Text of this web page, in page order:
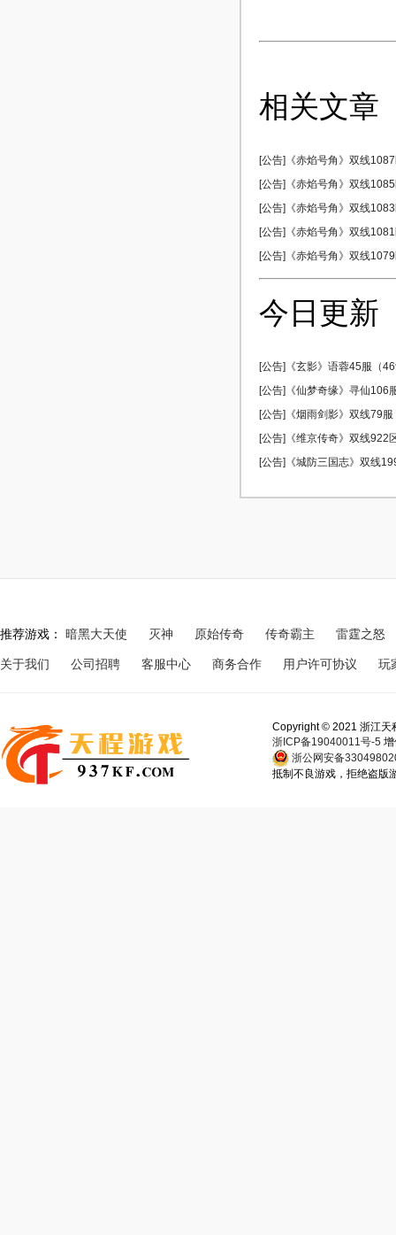
相关文章
[公告]《赤焰号角》双线
[公告]《赤焰号角》双线
[公告]《赤焰号角》双线
[公告]《赤焰号角》双线
[公告]《赤焰号角》双线
今日更新
[公告]《玄影》语蓉45服（
[公告]《仙梦奇缘》寻仙106
[公告]《烟雨剑影》双线79
[公告]《维京传奇》双线922
[公告]《城防三国志》双线
推荐游戏： 暗黑大天使 灭神 原始传奇 传奇霸主 雷霆之怒
关于我们 公司招聘 客服中心 商务合作 用户许可协议 玩
Copyright © 2021 浙江天
浙ICP备19040011号-5
浙公网安备
抵制不良游戏，拒绝盗版